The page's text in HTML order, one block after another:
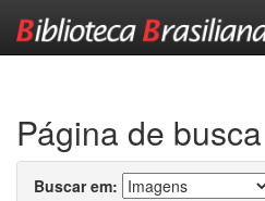
Página de busca
Buscar em: